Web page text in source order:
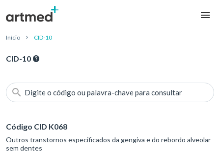
Início CID-10
CID-10
Digite o código ou palavra-chave para consultar
Código CID K068
Outros transtornos especificados da gengiva e do rebordo alveolar
sem dentes